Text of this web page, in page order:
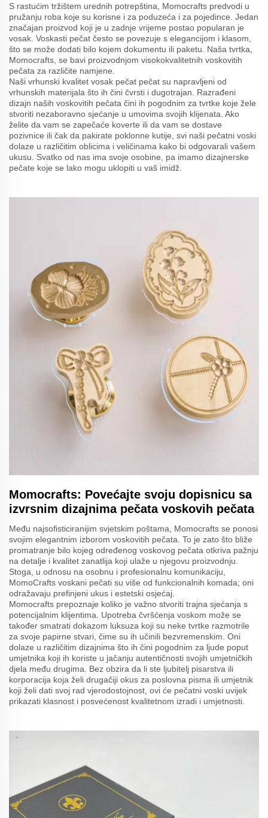
S rastućim tržištem urednih potrepština, Momocrafts predvodi u
pružanju roba koje su korisne i za poduzeća i za pojedince. Jedan
značajan proizvod koji je u zadnje vrijeme postao popularan je
vosak. Voskasti pečat često se povezuje s elegancijom i klasom,
što se može dodati bilo kojem dokumentu ili paketu. Naša tvrtka,
Momocrafts, se bavi proizvodnjom visokokvalitetnih voskovitih
pečata za različite namjene.
Naši vrhunski kvalitet vosak pečat pečat su napravljeni od
vrhunskih materijala što ih čini čvrsti i dugotrajan. Razrađeni
dizajn naših voskovitih pečata čini ih pogodnim za tvrtke koje žele
stvoriti nezaboravno sjećanje u umovima svojih klijenata. Ako
želite da vam se zapečaće koverte ili da vam se dostave
pozivnice ili čak da pakirate poklonne kutije, svi naši pečatni voski
dolaze u različitim oblicima i veličinama kako bi odgovarali vašem
ukusu. Svatko od nas ima svoje osobine, pa imamo dizajnerske
pečate koje se lako mogu uklopiti u vaš imidž.
Momocrafts: Povećajte svoju dopisnicu sa
izvrsnim dizajnima pečata voskovih pečata
Među najsofisticiranijim svjetskim poštama, Momocrafts se ponosi
svojim elegantnim izborom voskovitih pečata. To je zato što bliže
promatranje bilo kojeg određenog voskovog pečata otkriva pažnju
na detalje i kvalitet zanatlija koji ulaže u njegovu proizvodnju.
Stoga, u odnosu na osobnu i profesionalnu komunikaciju,
MomoCrafts voskani pečati su više od funkcionalnih komada; oni
odražavaju prefinjeni ukus i estetski osjećaj.
Momocrafts prepoznaje koliko je važno stvoriti trajna sjećanja s
potencijalnim klijentima. Upotreba čvršćenja voskom može se
također smatrati dokazom luksuza koji su neke tvrtke razmotrile
za svoje papirne stvari, čime su ih učinili bezvremenskim. Oni
dolaze u različitim dizajnima što ih čini pogodnim za ljude poput
umjetnika koji ih koriste u jačanju autentičnosti svojih umjetničkih
djela među drugima. Bez obzira da li ste ljubitelj pisarstva ili
korporacija koja želi drugačiji okus za poslovna pisma ili umjetnik
koji želi dati svoj rad vjerodostojnost, ovi će pečatni voski uvijek
prikazati klasnost i posvećenost kvalitetnom izradi i umjetnosti.